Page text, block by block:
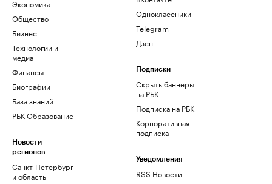
Экономика
Общество
Бизнес
Технологии и
медиа
Финансы
Биографии
База знаний
РБК Образование
Новости
регионов
Санкт-Петербург
и область
Одноклассники
Telegram
Дзен
Подписки
Скрыть баннеры
на РБК
Подписка на РБК
Корпоративная
подписка
Уведомления
RSS Новости